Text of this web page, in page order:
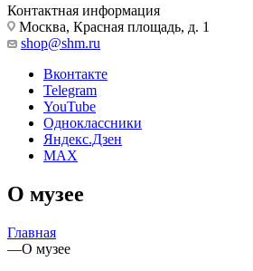
Контактная информация
Москва, Красная площадь, д. 1
shop@shm.ru
Вконтакте
Telegram
YouTube
Одноклассники
Яндекс.Дзен
MAX
О музее
Главная
—О музее